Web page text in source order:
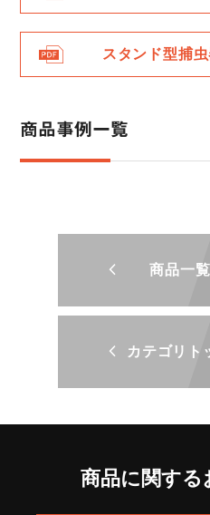
スタンド型捕
商品事例一覧
商品一
カテゴリト
商品に関する